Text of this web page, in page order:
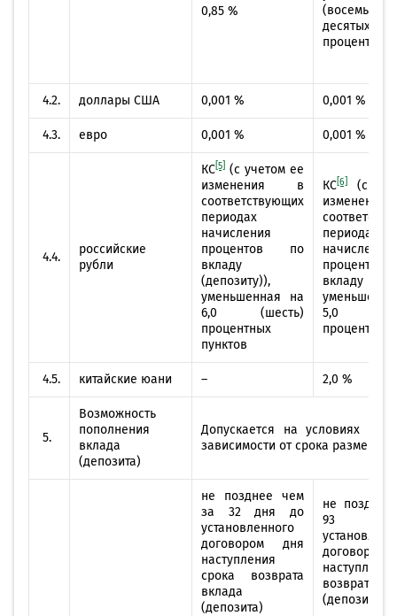
0,85 %
(восемь
десятых)
4.2. доллары США 0,001 % 0,001 %
4.3. евро 0,001 % 0,001 %
4.4.
российские
рубли
КС [5]
(с учетом ее
изменения в
соответствующих
периодах
начисления
процентов по
вкладу
(депозиту)),
уменьшенная на
6,0 (шесть)
процентных
пунктов
КС [6]
(с
периодах
начисления
вкладу
5,0
процентных
4.5. китайские юани – 2,0 %
5.
Возможность
пополнения
вклада
(депозита)
Допускается на условиях
зависимости от срока
не позднее чем
за 32 дня до
установленного
договором дня
наступления
срока возврата
вклада
(депозита)
не
93
возврата
(депозита)